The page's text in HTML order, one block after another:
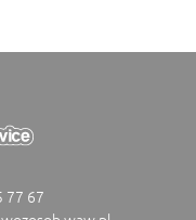
77 67